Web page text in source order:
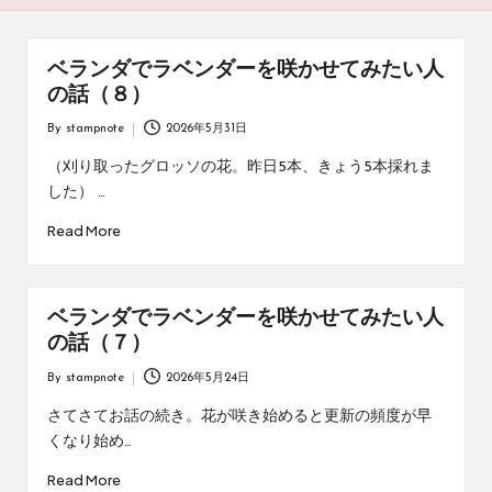
ベランダでラベンダーを咲かせてみたい人
の話（８）
by
By stampnote 2026年5月31日
（刈り取ったグロッソの花。昨日5本、きょう5本採れま
した） …
Read More
ベランダでラベンダーを咲かせてみたい人
の話（７）
by
By stampnote 2026年5月24日
さてさてお話の続き。花が咲き始めると更新の頻度が早
くなり始め…
Read More